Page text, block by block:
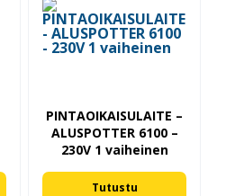
PINTAOIKAISULAITE –
ALUSPOTTER 6100 –
230V 1 vaiheinen
Tutustu